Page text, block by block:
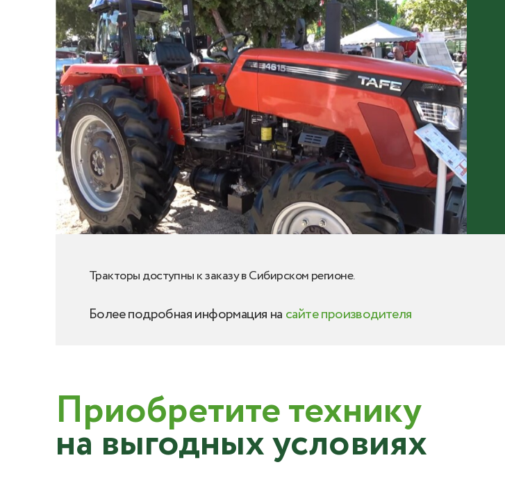
Тракторы доступны к заказу в Сибирском регионе.
Более подробная информация на сайте производителя
Приобретите технику
на выгодных условиях